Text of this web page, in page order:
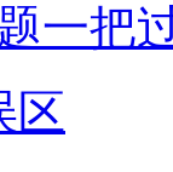
一把
区